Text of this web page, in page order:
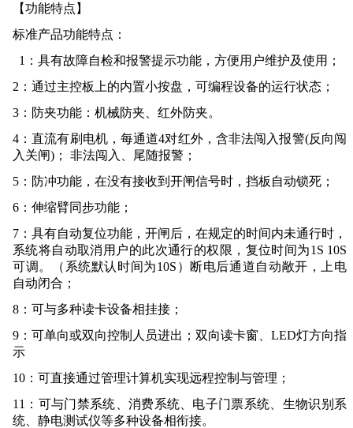
【功能特点】
标准产品功能特点：
1： 具有故障自检和报警提示功能，方便用户维护及使用；
2： 通过主控板上的内置小按盘，可编程设备的运行状态；
3： 防夹功能：机械防夹、红外防夹。
4：直流有刷电机，每通道4对红外，含非法闯入报警(反向闯
入关闸)； 非法闯入、尾随报警；
5： 防冲功能，在没有接收到开闸信号时，挡板自动锁死；
6： 伸缩臂同步功能；
7： 具有自动复位功能，开闸后，在规定的时间内未通行时，
系统将自动取消用户的此次通行的权限，复位时间为1S 10S
可调。（系统默认时间为10S）断电后通道自动敞开，上电
自动闭合；
8： 可与多种读卡设备相挂接；
9： 可单向或双向控制人员进出；双向读卡窗、 LED灯方向指
示
10： 可直接通过管理计算机实现远程控制与管理；
11： 可与门禁系统、消费系统、电子门票系统、生物识别系
统、静电测试仪等多种设备相衔接。